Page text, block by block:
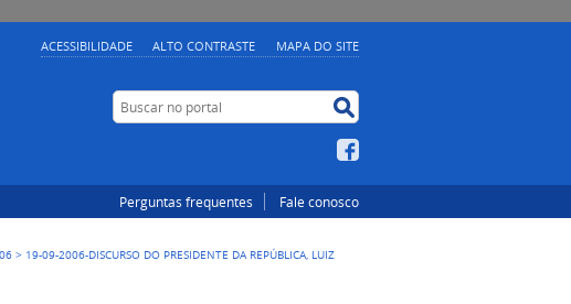
ACESSIBILIDADE ALTO CONTRASTE MAPA DO SITE
Buscar no portal
Perguntas frequentes Fale conosco
> 19-09-2006-DISCURSO DO PRESIDENTE DA REPÚBLICA, LUIZ